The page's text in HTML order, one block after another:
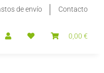
de envío Contacto
0,00 €
EXTRACTO DE